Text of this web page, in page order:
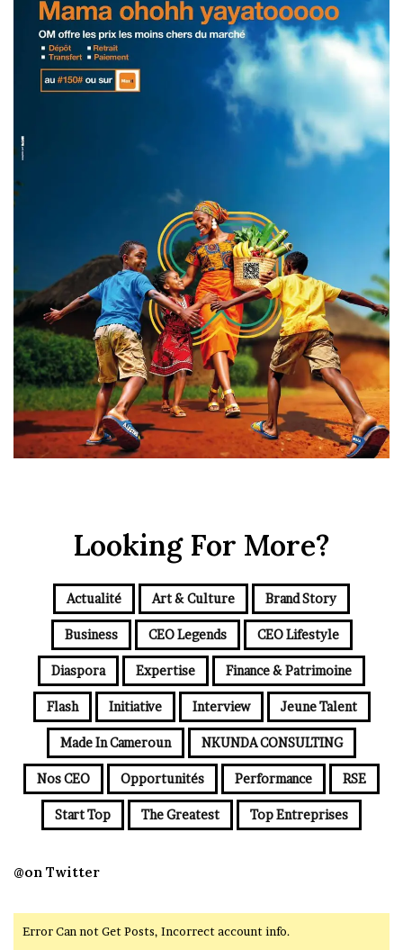
Looking For More?
Actualité Art & Culture Brand Story
Business CEO Legends CEO Lifestyle
Diaspora Expertise Finance & Patrimoine
Flash Initiative Interview Jeune Talent
Made In Cameroun NKUNDA CONSULTING
Nos CEO Opportunités Performance RSE
Start Top The Greatest Top Entreprises
@on Twitter
Error Can not Get Posts, Incorrect account info.